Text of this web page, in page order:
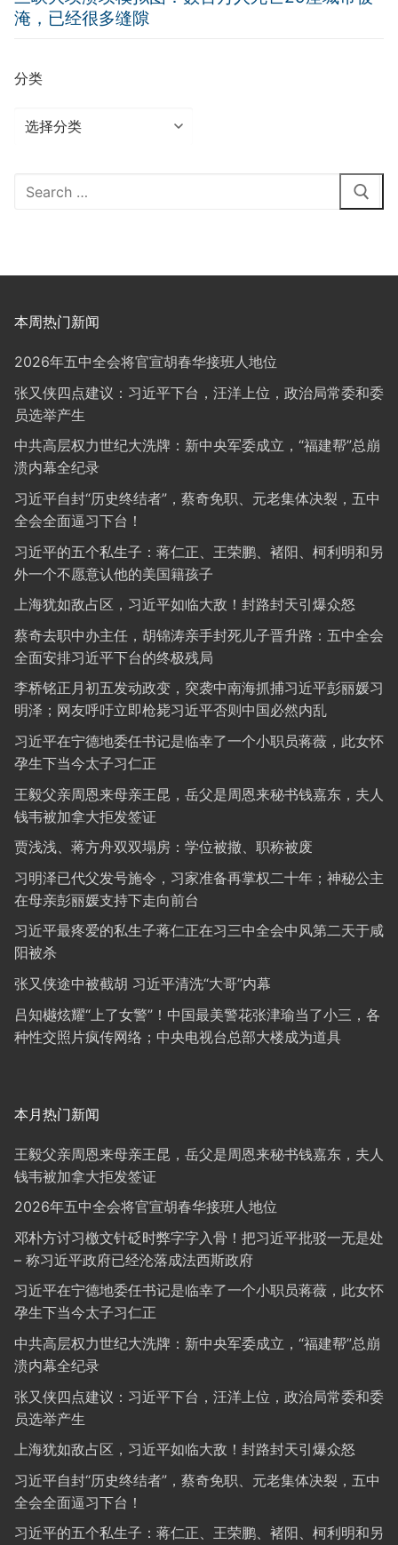
淹，已经很多缝隙
分类
分
Search
本周热门新闻
2026年五中全会将官宣胡春华接班人地位
张又侠四点建议：习近平下台，汪洋上位，政治局常委和委
员选举产生
中共高层权力世纪大洗牌：新中央军委成立，“福建帮”总崩
溃内幕全纪录
习近平自封“历史终结者”，蔡奇免职、元老集体决裂，五中
全会全面逼习下台！
习近平的五个私生子：蒋仁正、王荣鹏、褚阳、柯利明和另
外一个不愿意认他的美国籍孩子
上海犹如敌占区，习近平如临大敌！封路封天引爆众怒
蔡奇去职中办主任，胡锦涛亲手封死儿子晋升路：五中全会
全面安排习近平下台的终极残局
李桥铭正月初五发动政变，突袭中南海抓捕习近平彭丽媛习
明泽；网友呼吁立即枪毙习近平否则中国必然内乱
习近平在宁德地委任书记是临幸了一个小职员蒋薇，此女怀
孕生下当今太子习仁正
王毅父亲周恩来母亲王昆，岳父是周恩来秘书钱嘉东，夫人
钱韦被加拿大拒发签证
贾浅浅、蒋方舟双双塌房：学位被撤、职称被废
习明泽已代父发号施令，习家准备再掌权二十年；神秘公主
在母亲彭丽媛支持下走向前台
习近平最疼爱的私生子蒋仁正在习三中全会中风第二天于咸
阳被杀
张又侠途中被截胡 习近平清洗“大哥”内幕
吕知樾炫耀“上了女警”！中国最美警花张津瑜当了小三，各
种性交照片疯传网络；中央电视台总部大楼成为道具
本月热门新闻
王毅父亲周恩来母亲王昆，岳父是周恩来秘书钱嘉东，夫人
钱韦被加拿大拒发签证
2026年五中全会将官宣胡春华接班人地位
邓朴方讨习檄文针砭时弊字字入骨！把习近平批驳一无是处
– 称习近平政府已经沦落成法西斯政府
习近平在宁德地委任书记是临幸了一个小职员蒋薇，此女怀
孕生下当今太子习仁正
中共高层权力世纪大洗牌：新中央军委成立，“福建帮”总崩
溃内幕全纪录
张又侠四点建议：习近平下台，汪洋上位，政治局常委和委
员选举产生
上海犹如敌占区，习近平如临大敌！封路封天引爆众怒
习近平自封“历史终结者”，蔡奇免职、元老集体决裂，五中
全会全面逼习下台！
习近平的五个私生子：蒋仁正、王荣鹏、褚阳、柯利明和另